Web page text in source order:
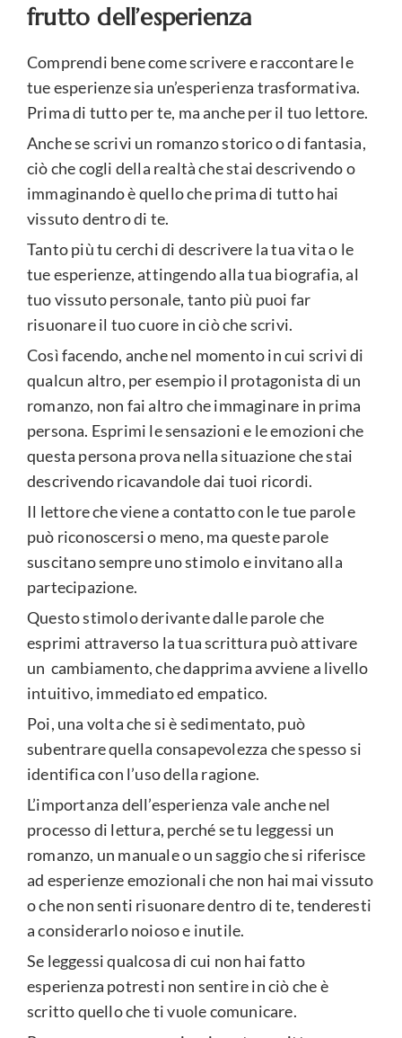
frutto dell’esperienza
Comprendi bene come scrivere e raccontare le
tue esperienze sia un’esperienza trasformativa.
Prima di tutto per te, ma anche per il tuo lettore.
Anche se scrivi un romanzo storico o di fantasia,
ciò che cogli della realtà che stai descrivendo o
immaginando è quello che prima di tutto hai
vissuto dentro di te.
Tanto più tu cerchi di descrivere la tua vita o le
tue esperienze, attingendo alla tua biografia, al
tuo vissuto personale, tanto più puoi far
risuonare il tuo cuore in ciò che scrivi.
Così facendo, anche nel momento in cui scrivi di
qualcun altro, per esempio il protagonista di un
romanzo, non fai altro che immaginare in prima
persona. Esprimi le sensazioni e le emozioni che
questa persona prova nella situazione che stai
descrivendo ricavandole dai tuoi ricordi.
Il lettore che viene a contatto con le tue parole
può riconoscersi o meno, ma queste parole
suscitano sempre uno stimolo e invitano alla
partecipazione.
Questo stimolo derivante dalle parole che
esprimi attraverso la tua scrittura può attivare
un cambiamento, che dapprima avviene a livello
intuitivo, immediato ed empatico.
Poi, una volta che si è sedimentato, può
subentrare quella consapevolezza che spesso si
identifica con l’uso della ragione.
L’importanza dell’esperienza vale anche nel
processo di lettura, perché se tu leggessi un
romanzo, un manuale o un saggio che si riferisce
ad esperienze emozionali che non hai mai vissuto
o che non senti risuonare dentro di te, tenderesti
a considerarlo noioso e inutile.
Se leggessi qualcosa di cui non hai fatto
esperienza potresti non sentire in ciò che è
scritto quello che ti vuole comunicare.